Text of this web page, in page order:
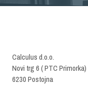
Calculus d.o.o.
Novi trg 6 ( PTC Primorka)
6230 Postojna